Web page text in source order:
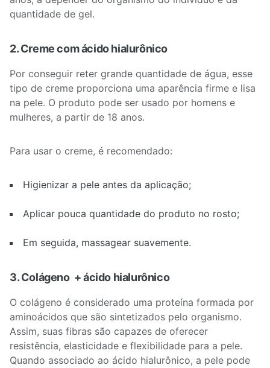
quantidade de gel.
2. Creme com ácido hialurônico
Por conseguir reter grande quantidade de água, esse
tipo de creme proporciona uma aparência firme e lisa
na pele. O produto pode ser usado por homens e
mulheres, a partir de 18 anos.
Para usar o creme, é recomendado:
Higienizar a pele antes da aplicação;
Aplicar pouca quantidade do produto no rosto;
Em seguida, massagear suavemente.
3. Colágeno + ácido hialurônico
O colágeno é considerado uma proteína formada por
aminoácidos que são sintetizados pelo organismo.
Assim, suas fibras são capazes de oferecer
resistência, elasticidade e flexibilidade para a pele.
Quando associado ao ácido hialurônico, a pele pode